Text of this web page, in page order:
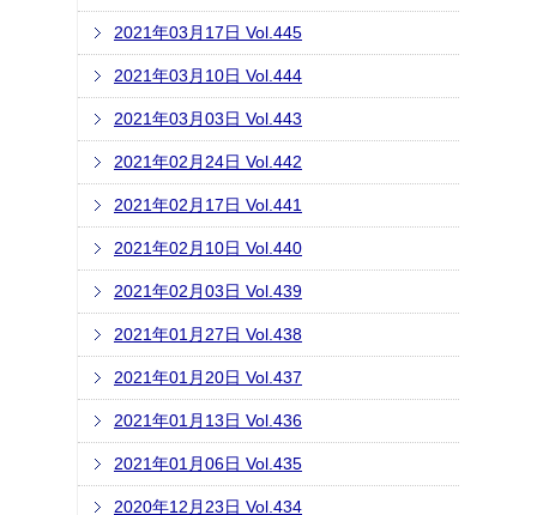
2021年03月17日 Vol.445
2021年03月10日 Vol.444
2021年03月03日 Vol.443
2021年02月24日 Vol.442
2021年02月17日 Vol.441
2021年02月10日 Vol.440
2021年02月03日 Vol.439
2021年01月27日 Vol.438
2021年01月20日 Vol.437
2021年01月13日 Vol.436
2021年01月06日 Vol.435
2020年12月23日 Vol.434